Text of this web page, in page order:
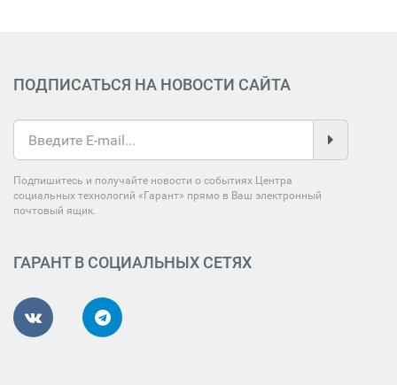
ПОДПИСАТЬСЯ НА НОВОСТИ САЙТА
Подпишитесь и получайте новости о событиях Центра
социальных технологий «Гарант» прямо в Ваш электронный
почтовый ящик.
ГАРАНТ В СОЦИАЛЬНЫХ СЕТЯХ